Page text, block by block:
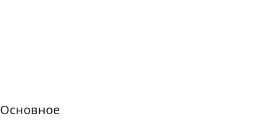
Основное